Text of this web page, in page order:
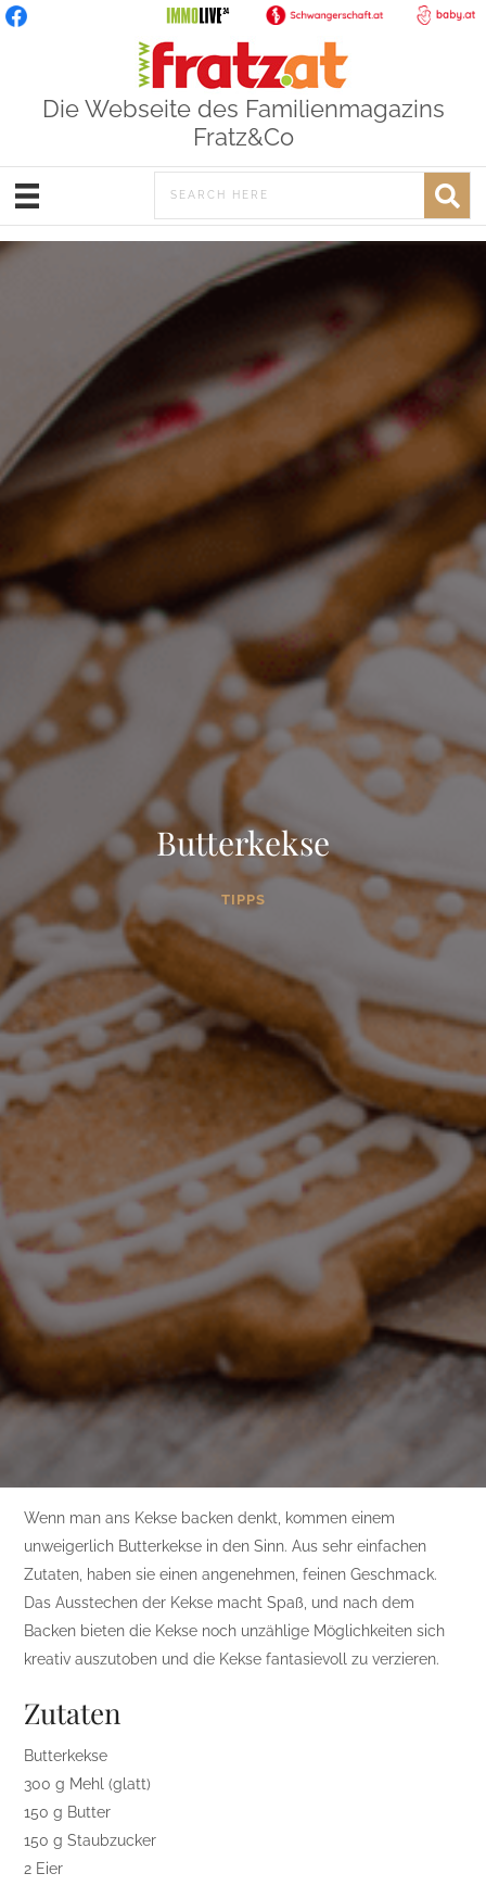
Die Webseite des Familienmagazins
Fratz&Co
Butterkekse
TIPPS
Wenn man ans Kekse backen denkt, kommen einem
unweigerlich Butterkekse in den Sinn. Aus sehr einfachen
Zutaten, haben sie einen angenehmen, feinen Geschmack.
Das Ausstechen der Kekse macht Spaß, und nach dem
Backen bieten die Kekse noch unzählige Möglichkeiten sich
kreativ auszutoben und die Kekse fantasievoll zu verzieren.
Zutaten
Butterkekse
300 g Mehl (glatt)
150 g Butter
150 g Staubzucker
2 Eier